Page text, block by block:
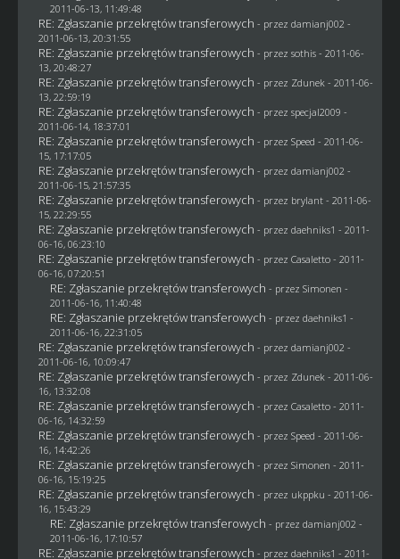
2011-06-13, 11:49:48
RE: Zgłaszanie przekrętów transferowych - przez damianj002 -
2011-06-13, 20:31:55
RE: Zgłaszanie przekrętów transferowych - przez sothis- 2011-06-
13, 20:48:27
RE: Zgłaszanie przekrętów transferowych - przez Zdunek - 2011-06-
13, 22:59:19
RE: Zgłaszanie przekrętów transferowych - przez specjal2009 -
2011-06-14, 18:37:01
RE: Zgłaszanie przekrętów transferowych - przez Speed - 2011-06-
15, 17:17:05
RE: Zgłaszanie przekrętów transferowych - przez damianj002 -
2011-06-15, 21:57:35
RE: Zgłaszanie przekrętów transferowych - przez brylant- 2011-06-
15, 22:29:55
RE: Zgłaszanie przekrętów transferowych - przez daehniks1 - 2011-
06-16, 06:23:10
RE: Zgłaszanie przekrętów transferowych - przez Casaletto- 2011-
06-16, 07:20:51
RE: Zgłaszanie przekrętów transferowych - przez Simonen -
2011-06-16, 11:40:48
RE: Zgłaszanie przekrętów transferowych - przez daehniks1 -
2011-06-16, 22:31:05
RE: Zgłaszanie przekrętów transferowych - przez damianj002 -
2011-06-16, 10:09:47
RE: Zgłaszanie przekrętów transferowych - przez Zdunek - 2011-06-
16, 13:32:08
RE: Zgłaszanie przekrętów transferowych - przez Casaletto- 2011-
06-16, 14:32:59
RE: Zgłaszanie przekrętów transferowych - przez Speed - 2011-06-
16, 14:42:26
RE: Zgłaszanie przekrętów transferowych - przez Simonen - 2011-
06-16, 15:19:25
RE: Zgłaszanie przekrętów transferowych - przez ukppku - 2011-06-
16, 15:43:29
RE: Zgłaszanie przekrętów transferowych - przez damianj002 -
2011-06-16, 17:10:57
RE: Zgłaszanie przekrętów transferowych - przez daehniks1 - 2011-